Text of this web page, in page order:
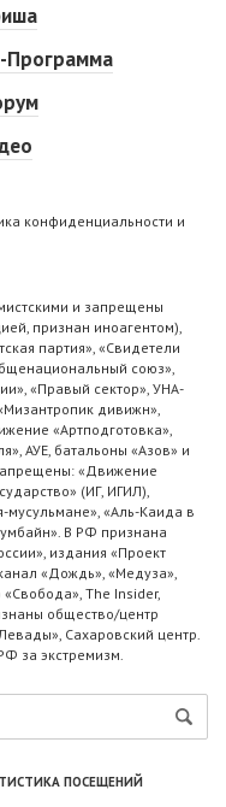
Программа
конфиденциальности и
и запрещены
признан иноагентом),
партия», «Свидетели
союз»,
«Правый сектор», УНА-
дивижн»,
«Артподготовка»,
АУЕ, батальоны «Азов» и
«Движение
(ИГ, ИГИЛ),
мусульмане», «Аль-Каида в
В РФ признана
издания «Проект
«Дождь», «Медуза»,
The Insider,
общество/центр
Сахаровский центр.
за экстремизм.
ПОСЕЩЕНИЙ